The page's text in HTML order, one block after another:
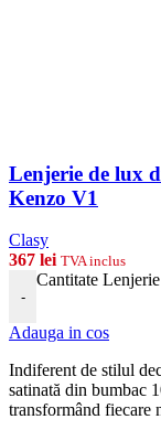
Lenjerie de lux
Kenzo V1
Clasy
367 lei TVA inclus
-
Cantitate
Adauga in cos
Indiferent de stilul
satinată din bumbac
transformând fiecare